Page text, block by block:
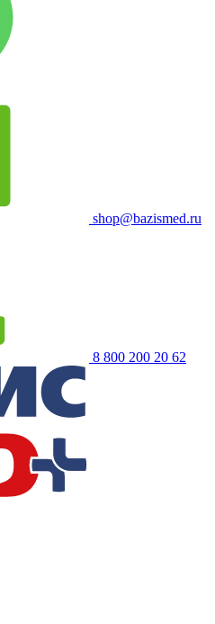
shop@bazismed.ru
8 800 200 20 62